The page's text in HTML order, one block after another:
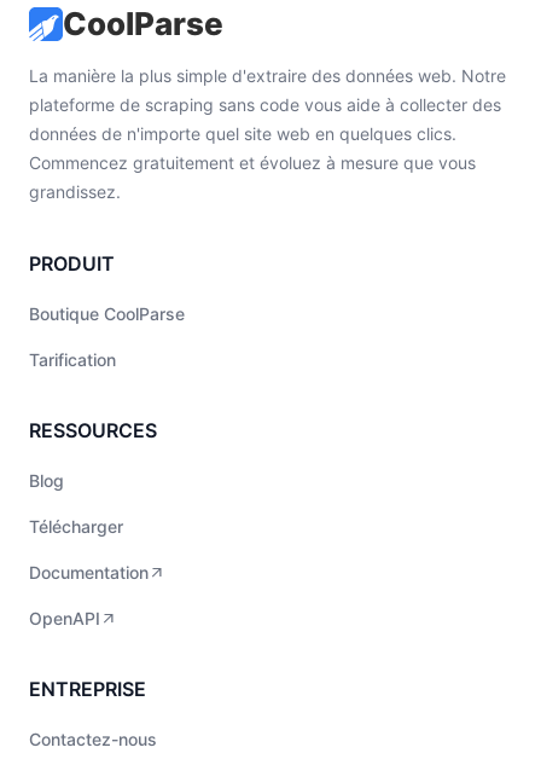
CoolParse
La manière la plus simple d'extraire des données web. Notre
plateforme de scraping sans code vous aide à collecter des
données de n'importe quel site web en quelques clics.
Commencez gratuitement et évoluez à mesure que vous
grandissez.
PRODUIT
Boutique CoolParse
Tarification
RESSOURCES
Blog
Télécharger
Documentation
OpenAPI
ENTREPRISE
Contactez-nous